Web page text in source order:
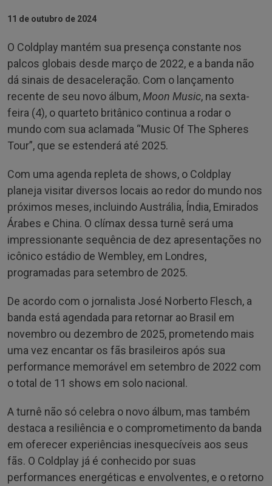
11 de outubro de 2024
O Coldplay mantém sua presença constante nos
palcos globais desde março de 2022, e a banda não
dá sinais de desaceleração. Com o lançamento
recente de seu novo álbum, Moon Music, na sexta-
feira (4), o quarteto britânico continua a rodar o
mundo com sua aclamada “Music Of The Spheres
Tour”, que se estenderá até 2025.
Com uma agenda repleta de shows, o Coldplay
planeja visitar diversos locais ao redor do mundo nos
próximos meses, incluindo Austrália, Índia, Emirados
Árabes e China. O clímax dessa turnê será uma
impressionante sequência de dez apresentações no
icônico estádio de Wembley, em Londres,
programadas para setembro de 2025.
De acordo com o jornalista José Norberto Flesch, a
banda está agendada para retornar ao Brasil em
novembro ou dezembro de 2025, prometendo mais
uma vez encantar os fãs brasileiros após sua
performance memorável em setembro de 2022 com
o total de 11 shows em solo nacional.
A turnê não só celebra o novo álbum, mas também
destaca a resiliência e o comprometimento da banda
em oferecer experiências inesquecíveis aos seus
fãs. O Coldplay já é conhecido por suas
performances energéticas e envolventes, e o retorno